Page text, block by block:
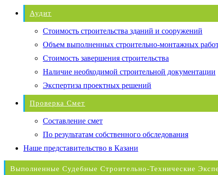
Аудит
Стоимость строительства зданий и сооружений
Объем выполненных строительно-монтажных
Стоимость завершения строительства
Наличие необходимой строительной документации
Экспертиза проектных решений
Проверка Смет
Составление смет
По результатам собственного обследования
Наше представительство в Казани
Выполненные Судебные Строительно-Технические